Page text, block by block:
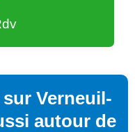
Verneuil-
autour de